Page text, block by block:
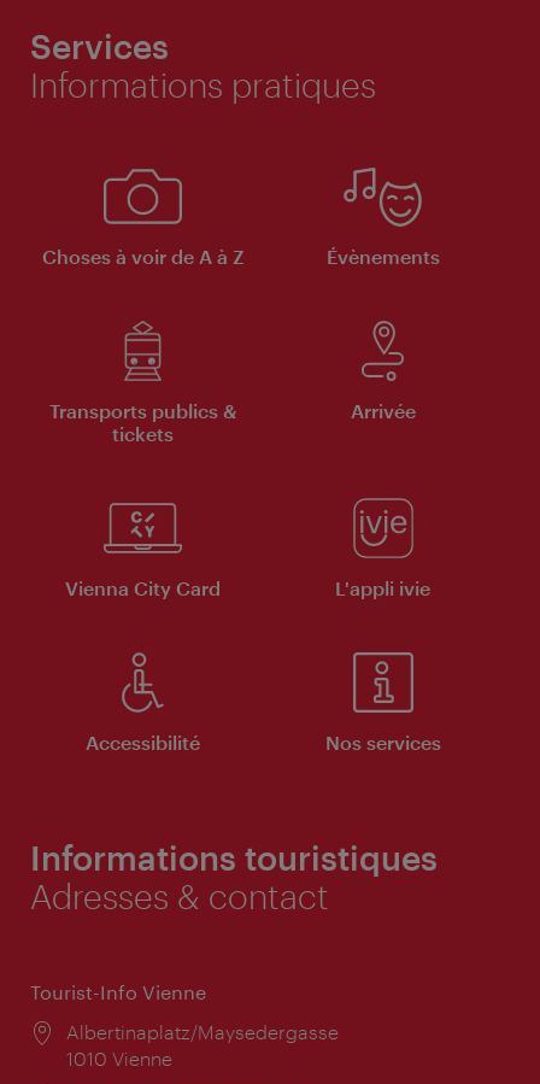
Services
Informations pratiques
Choses à voir de A à Z Évènements
Transports publics &
tickets
Arrivée
Vienna City Card L'appli ivie
Accessibilité Nos services
Informations touristiques
Adresses & contact
Tourist-Info Vienne
Lieu:
Albertinaplatz/Maysedergasse
1010 Vienne